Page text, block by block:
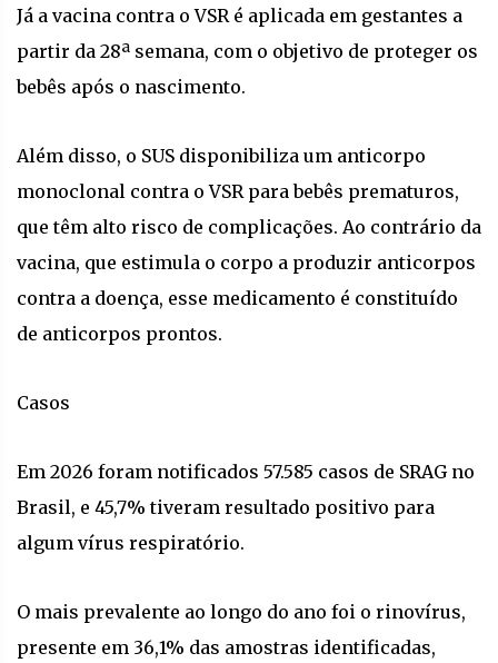
Já a vacina contra o VSR é aplicada em gestantes a
partir da 28ª semana, com o objetivo de proteger os
bebês após o nascimento.
Além disso, o SUS disponibiliza um anticorpo
monoclonal contra o VSR para bebês prematuros,
que têm alto risco de complicações. Ao contrário da
vacina, que estimula o corpo a produzir anticorpos
contra a doença, esse medicamento é constituído
de anticorpos prontos.
Casos
Em 2026 foram notificados 57.585 casos de SRAG no
Brasil, e 45,7% tiveram resultado positivo para
algum vírus respiratório.
O mais prevalente ao longo do ano foi o rinovírus,
presente em 36,1% das amostras identificadas,